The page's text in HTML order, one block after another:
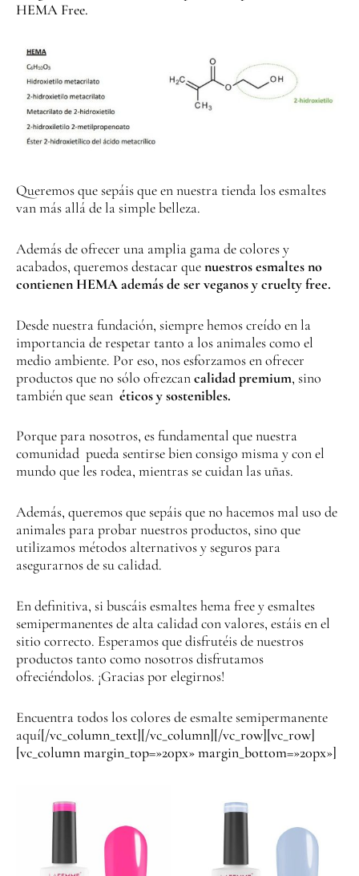
HEMA Free.
Queremos que sepáis que en nuestra tienda los esmaltes
van más allá de la simple belleza.
Además de ofrecer una amplia gama de colores y
acabados, queremos destacar quenuestros esmaltes no
contienen HEMA además de ser veganos y cruelty free.
Desde nuestra fundación, siempre hemos creído en la
importancia de respetar tanto a los animales como el
medio ambiente. Por eso, nos esforzamos en ofrecer
productos que no sólo ofrezcancalidad premium, sino
también que sean éticos y sostenibles.
Porque para nosotros, es fundamental que nuestra
comunidad pueda sentirse bien consigo misma y con el
mundo que les rodea, mientras se cuidan las uñas.
Además, queremos que sepáis que no hacemos mal uso de
animales para probar nuestros productos, sino que
utilizamos métodos alternativos y seguros para
asegurarnos de su calidad.
En definitiva, si buscáis esmaltes hema free y esmaltes
semipermanentes de alta calidad con valores, estáis en el
sitio correcto. Esperamos que disfrutéis de nuestros
productos tanto como nosotros disfrutamos
ofreciéndolos. ¡Gracias por elegirnos!
Encuentra todos los colores de esmalte semipermanente
aquí[/vc_column_text][/vc_column][/vc_row][vc_row]
[vc_column margin_top=»20px» margin_bottom=»20px»]